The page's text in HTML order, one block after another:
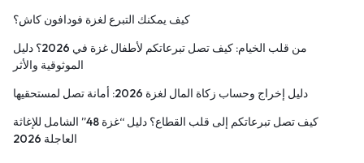
كيف يمكنك التبرع لغزة فودافون كاش؟
من قلب الخيام: كيف تصل تبرعاتكم لأطفال غزة في 2026؟ دليل
الموثوقية والأثر
دليل إخراج وحساب زكاة المال لغزة 2026: أمانة تصل لمستحقيها
كيف تصل تبرعاتكم إلى قلب القطاع؟ دليل “غزة 48” الشامل للإغاثة
العاجلة 2026